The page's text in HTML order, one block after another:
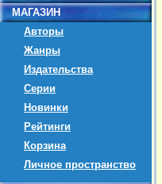
МАГАЗИН
Авторы
Жанры
Издательства
Серии
Новинки
Рейтинги
Корзина
Личное пространство